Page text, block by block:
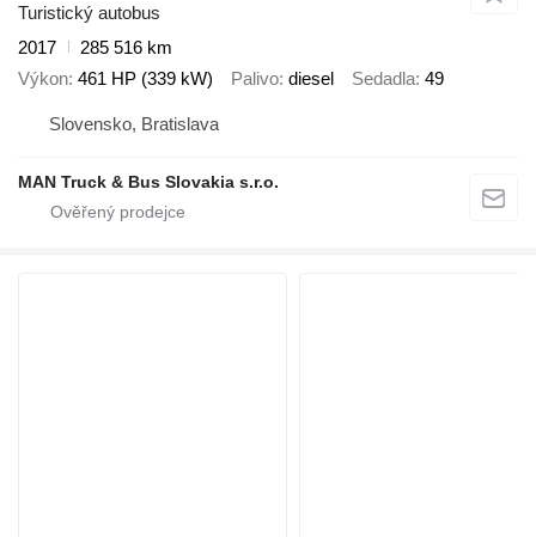
Turistický autobus
2017
285 516 km
Výkon 461 HP (339 kW) Palivo diesel Sedadla 49
Slovensko, Bratislava
MAN Truck & Bus Slovakia s.r.o.